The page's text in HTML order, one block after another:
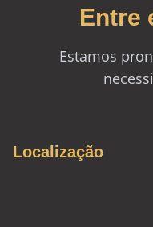
Entre
Estamos
Localização